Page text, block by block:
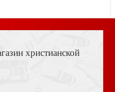
мировая классика)
христианской